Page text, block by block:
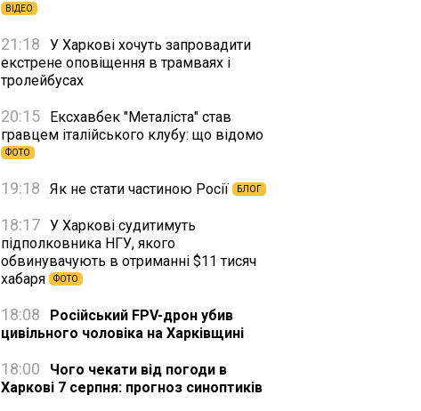
ВІДЕО
21:18
У Харкові хочуть запровадити
екстрене оповіщення в трамваях і
тролейбусах
20:15
Ексхавбек "Металіста" став
гравцем італійського клубу: що відомо
ФОТО
19:18 Як не стати частиною Росії БЛОГ
18:17 У Харкові судитимуть
підполковника НГУ, якого
обвинувачують в отриманні $11 тисяч
хабаря
ФОТО
18:08
Російський FPV-дрон убив
цивільного чоловіка на Харківщині
18:00
Чого чекати від погоди в
Харкові 7 серпня: прогноз синоптиків